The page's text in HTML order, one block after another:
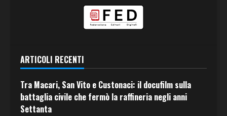
ARTICOLI RECENTI
Tra Macari, San Vito e Custonaci: il docufilm sulla
battaglia civile che fermò la raffineria negli anni
Settanta